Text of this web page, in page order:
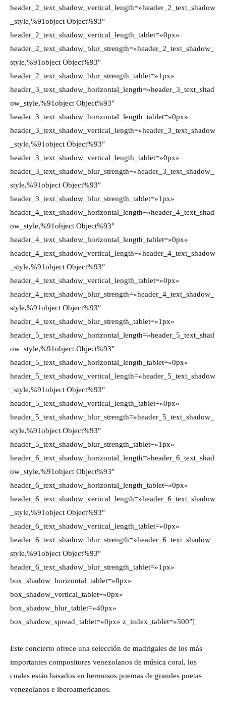
header_2_text_shadow_vertical_length=»header_2_text_shadow
_style,%91object Object%93″
header_2_text_shadow_vertical_length_tablet=»0px»
header_2_text_shadow_blur_strength=»header_2_text_shadow_
style,%91object Object%93″
header_2_text_shadow_blur_strength_tablet=»1px»
header_3_text_shadow_horizontal_length=»header_3_text_shad
ow_style,%91object Object%93″
header_3_text_shadow_horizontal_length_tablet=»0px»
header_3_text_shadow_vertical_length=»header_3_text_shadow
_style,%91object Object%93″
header_3_text_shadow_vertical_length_tablet=»0px»
header_3_text_shadow_blur_strength=»header_3_text_shadow_
style,%91object Object%93″
header_3_text_shadow_blur_strength_tablet=»1px»
header_4_text_shadow_horizontal_length=»header_4_text_shad
ow_style,%91object Object%93″
header_4_text_shadow_horizontal_length_tablet=»0px»
header_4_text_shadow_vertical_length=»header_4_text_shadow
_style,%91object Object%93″
header_4_text_shadow_vertical_length_tablet=»0px»
header_4_text_shadow_blur_strength=»header_4_text_shadow_
style,%91object Object%93″
header_4_text_shadow_blur_strength_tablet=»1px»
header_5_text_shadow_horizontal_length=»header_5_text_shad
ow_style,%91object Object%93″
header_5_text_shadow_horizontal_length_tablet=»0px»
header_5_text_shadow_vertical_length=»header_5_text_shadow
_style,%91object Object%93″
header_5_text_shadow_vertical_length_tablet=»0px»
header_5_text_shadow_blur_strength=»header_5_text_shadow_
style,%91object Object%93″
header_5_text_shadow_blur_strength_tablet=»1px»
header_6_text_shadow_horizontal_length=»header_6_text_shad
ow_style,%91object Object%93″
header_6_text_shadow_horizontal_length_tablet=»0px»
header_6_text_shadow_vertical_length=»header_6_text_shadow
_style,%91object Object%93″
header_6_text_shadow_vertical_length_tablet=»0px»
header_6_text_shadow_blur_strength=»header_6_text_shadow_
style,%91object Object%93″
header_6_text_shadow_blur_strength_tablet=»1px»
box_shadow_horizontal_tablet=»0px»
box_shadow_vertical_tablet=»0px»
box_shadow_blur_tablet=»40px»
box_shadow_spread_tablet=»0px» z_index_tablet=»500″]
Este concierto ofrece una selección de madrigales de los más
importantes compositores venezolanos de música coral, los
cuales están basados en hermosos poemas de grandes poetas
venezolanos e iberoamericanos.